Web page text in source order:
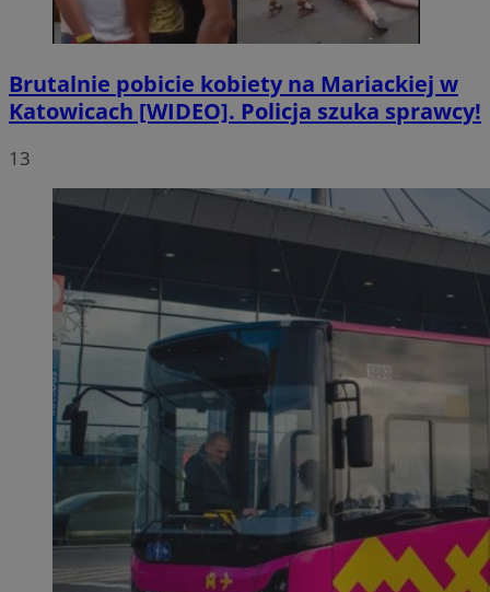
Brutalnie pobicie kobiety na Mariackiej w
Katowicach [WIDEO]. Policja szuka sprawcy!
13